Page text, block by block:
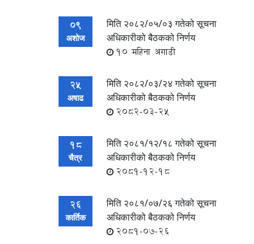
09
अशोज
मिति २०८२/०५/०३ गतेको सूचना
अधिकारीको बैठकको निर्णय
10 महिना अगाडी
25
अषाढ
मिति २०८२/०३/२४ गतेको सूचना
अधिकारीको बैठकको निर्णय
2082-03-25
18
चैत्र
मिति २०८१/१२/१८ गतेको सूचना
अधिकारीको बैठकको निर्णय
2081-12-18
26
कार्तिक
मिति २०८१/०७/२६ गतेको सूचना
अधिकारीको बैठकको निर्णय
2081-07-26